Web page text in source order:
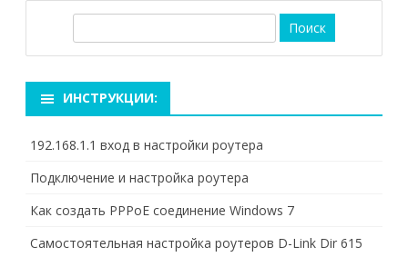
ИНСТРУКЦИИ:
192.168.1.1 вход в настройки роутера
Подключение и настройка роутера
Как создать PPPoE соединение Windows 7
Самостоятельная настройка роутеров D-Link Dir 615